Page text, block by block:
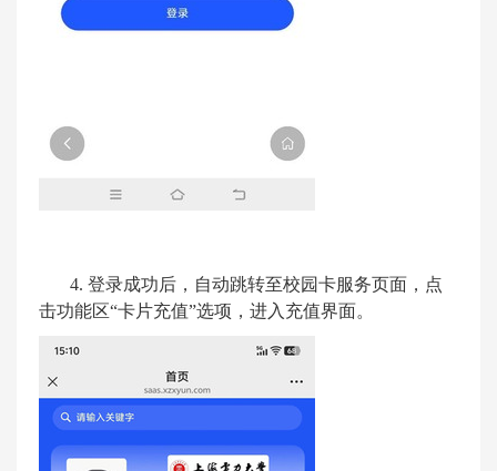
4. 登录成功后，自动跳转至校园卡服务页面，点
击功能区“卡片充值”选项，进入充值界面。